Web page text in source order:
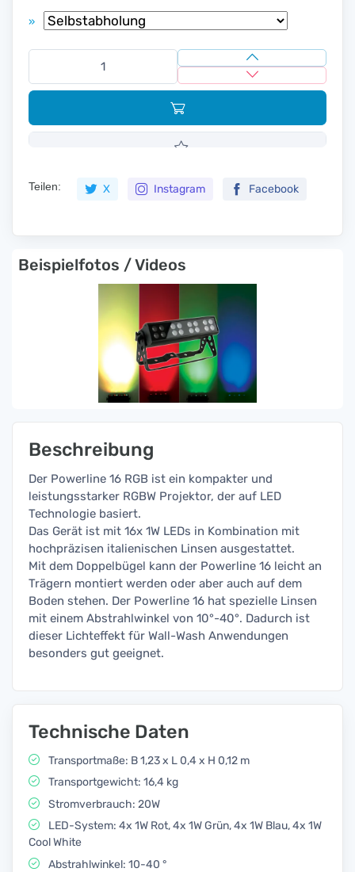
»
Teilen: X Instagram Facebook
Beispielfotos / Videos
Beschreibung
Der Powerline 16 RGB ist ein kompakter und
leistungsstarker RGBW Projektor, der auf LED
Technologie basiert.
Das Gerät ist mit 16x 1W LEDs in Kombination mit
hochpräzisen italienischen Linsen ausgestattet.
Mit dem Doppelbügel kann der Powerline 16 leicht an
Trägern montiert werden oder aber auch auf dem
Boden stehen. Der Powerline 16 hat spezielle Linsen
mit einem Abstrahlwinkel von 10°-40°. Dadurch ist
dieser Lichteffekt für Wall-Wash Anwendungen
besonders gut geeignet.
Technische Daten
Transportmaße: B 1,23 x L 0,4 x H 0,12 m
Transportgewicht: 16,4 kg
Stromverbrauch: 20W
LED-System: 4x 1W Rot, 4x 1W Grün, 4x 1W Blau, 4x 1W
Cool White
Abstrahlwinkel: 10-40 °